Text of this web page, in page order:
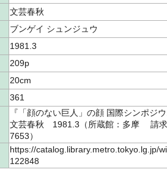
文芸春秋
ブンゲイ シュンジュウ
1981.3
209p
20cm
361
『「顔のない巨人」の顔 国際シンポ
文芸春秋 1981.3（所蔵館：多摩 請
7653）
https://catalog.library.metro.tokyo.lg.jp/
122848